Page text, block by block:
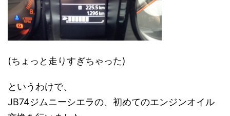
(ちょっと走りすぎちゃった)
というわけで、
JB74ジムニーシエラの、初めてのエンジンオイル